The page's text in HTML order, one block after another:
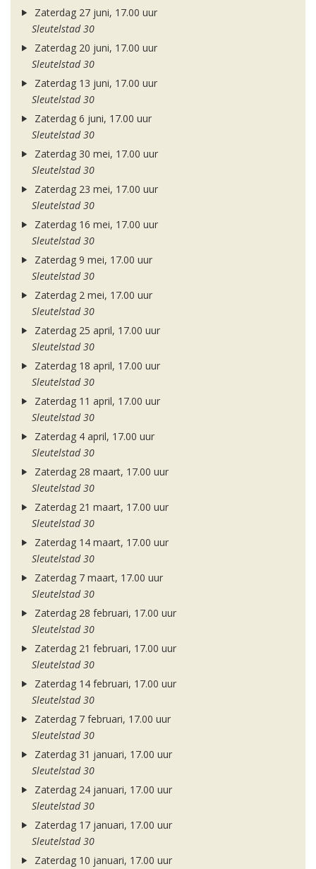
Zaterdag 27 juni, 17.00 uur
Sleutelstad 30
Zaterdag 20 juni, 17.00 uur
Sleutelstad 30
Zaterdag 13 juni, 17.00 uur
Sleutelstad 30
Zaterdag 6 juni, 17.00 uur
Sleutelstad 30
Zaterdag 30 mei, 17.00 uur
Sleutelstad 30
Zaterdag 23 mei, 17.00 uur
Sleutelstad 30
Zaterdag 16 mei, 17.00 uur
Sleutelstad 30
Zaterdag 9 mei, 17.00 uur
Sleutelstad 30
Zaterdag 2 mei, 17.00 uur
Sleutelstad 30
Zaterdag 25 april, 17.00 uur
Sleutelstad 30
Zaterdag 18 april, 17.00 uur
Sleutelstad 30
Zaterdag 11 april, 17.00 uur
Sleutelstad 30
Zaterdag 4 april, 17.00 uur
Sleutelstad 30
Zaterdag 28 maart, 17.00 uur
Sleutelstad 30
Zaterdag 21 maart, 17.00 uur
Sleutelstad 30
Zaterdag 14 maart, 17.00 uur
Sleutelstad 30
Zaterdag 7 maart, 17.00 uur
Sleutelstad 30
Zaterdag 28 februari, 17.00 uur
Sleutelstad 30
Zaterdag 21 februari, 17.00 uur
Sleutelstad 30
Zaterdag 14 februari, 17.00 uur
Sleutelstad 30
Zaterdag 7 februari, 17.00 uur
Sleutelstad 30
Zaterdag 31 januari, 17.00 uur
Sleutelstad 30
Zaterdag 24 januari, 17.00 uur
Sleutelstad 30
Zaterdag 17 januari, 17.00 uur
Sleutelstad 30
Zaterdag 10 januari, 17.00 uur